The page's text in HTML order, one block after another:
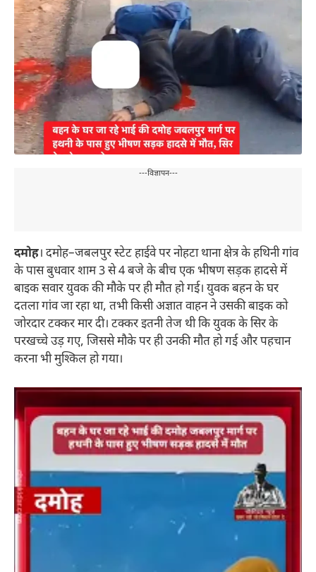
---विज्ञापन---
दमोह। दमोह–जबलपुर स्टेट हाईवे पर नोहटा थाना क्षेत्र के हथिनी गांव
के पास बुधवार शाम 3 से 4 बजे के बीच एक भीषण सड़क हादसे में
बाइक सवार युवक की मौके पर ही मौत हो गई। युवक बहन के घर
दतला गांव जा रहा था, तभी किसी अज्ञात वाहन ने उसकी बाइक को
जोरदार टक्कर मार दी। टक्कर इतनी तेज थी कि युवक के सिर के
परखच्चे उड़ गए, जिससे मौके पर ही उनकी मौत हो गई और पहचान
करना भी मुश्किल हो गया।